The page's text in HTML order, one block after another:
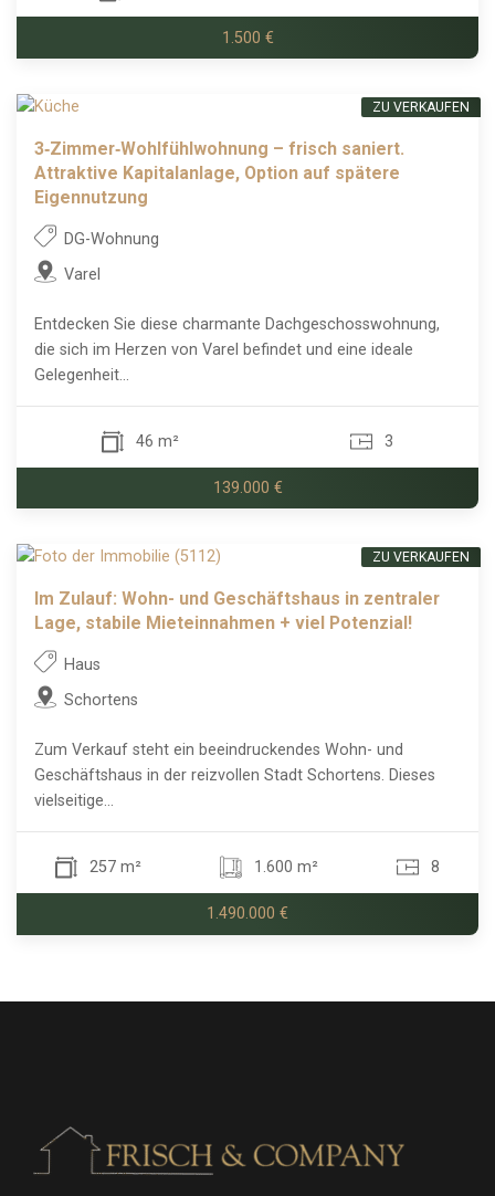
1.500 €
3‑Zimmer‑Wohlfühlwohnung – frisch saniert.
Attraktive Kapitalanlage, Option auf spätere
Eigennutzung
DG-Wohnung
Varel
Entdecken Sie diese charmante Dachgeschosswohnung,
die sich im Herzen von Varel befindet und eine ideale
Gelegenheit...
46 m² 3
139.000 €
ZU VERKAUFEN
Im Zulauf: Wohn- und Geschäftshaus in zentraler
Lage, stabile Mieteinnahmen + viel Potenzial!
Haus
Schortens
Zum Verkauf steht ein beeindruckendes Wohn- und
Geschäftshaus in der reizvollen Stadt Schortens. Dieses
vielseitige...
257 m² 1.600 m² 8
1.490.000 €
ZU VERKAUFEN